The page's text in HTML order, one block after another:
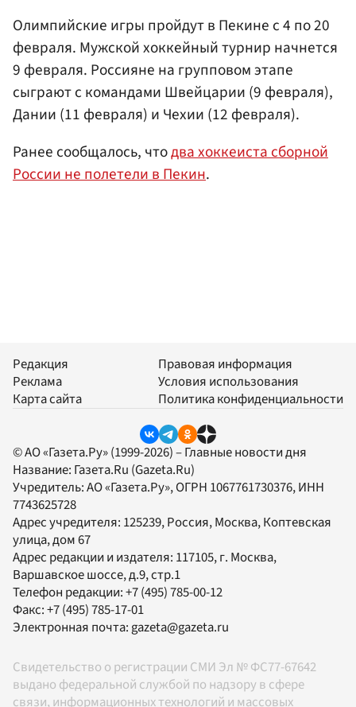
Олимпийские игры пройдут в Пекине с 4 по 20
февраля. Мужской хоккейный турнир начнется
9 февраля. Россияне на групповом этапе
сыграют с командами Швейцарии (9 февраля),
Дании (11 февраля) и Чехии (12 февраля).
Ранее сообщалось, чтодва хоккеиста сборной
России не полетели в Пекин.
Редакция
Реклама
Карта сайта
Правовая информация
Условия использования
Политика конфиденциальности
© АО «Газета.Ру» (1999-2026) – Главные новости дня
Название: Газета.Ru (Gazeta.Ru)
Учредитель:АО «Газета.Ру», ОГРН 1067761730376, ИНН
7743625728
Адрес учредителя: 125239, Россия, Москва, Коптевская
улица, дом 67
Адрес редакции и издателя: 117105, г. Москва,
Варшавское шоссе, д.9, стр.1
Телефон редакции:+7 (495) 785-00-12
Факс:+7 (495) 785-17-01
Электронная почта: gazeta@gazeta.ru
Свидетельство о регистрации СМИ Эл № ФС77-67642
выдано федеральной службой по надзору в сфере
связи, информационных технологий и массовых